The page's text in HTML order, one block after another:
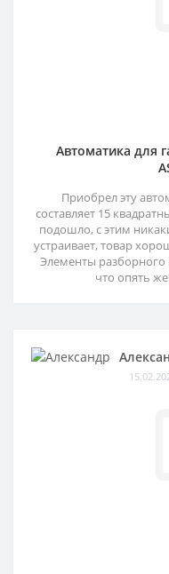
Автоматика для
Приобрел эту
составляет 15
подошло, с этим
устраивает, товар
Элементы разборного
что опять